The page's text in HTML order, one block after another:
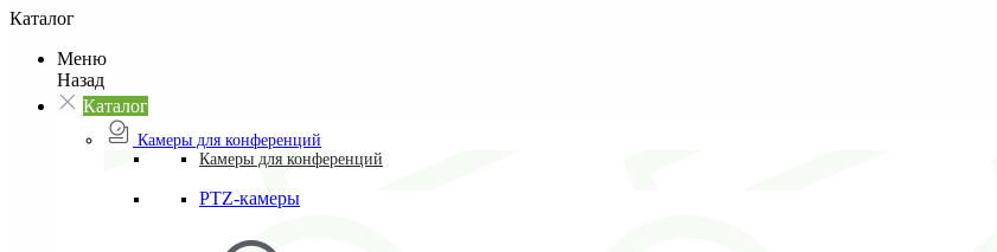
Каталог
Меню
Назад
Каталог
Камеры для конференций
Камеры для конференций
PTZ-камеры